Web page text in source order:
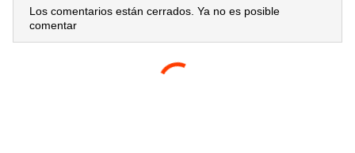
Los comentarios están cerrados. Ya no es posible
comentar